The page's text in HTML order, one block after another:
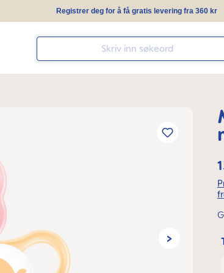
Registrer deg for å få gratis levering fra 360 kr